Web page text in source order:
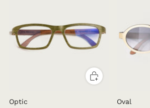
Optic
Oval